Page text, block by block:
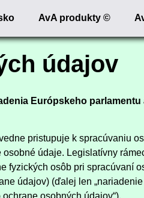
AvA produkty ©
údajov
Európskeho
pristupuje k spracúvaniu
údaje. Legislatívny
fyzických osôb pri spracúvaní
údajov) (ďalej len
osobných údajov“).